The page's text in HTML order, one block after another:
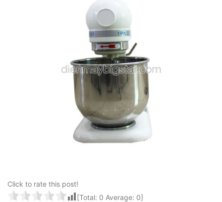
Click to rate this post!
[Total: 0 Average: 0]